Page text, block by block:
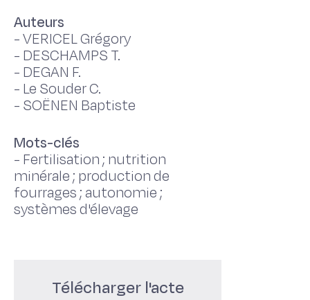
Auteurs
-VERICEL Grégory
- DESCHAMPS T.
- DEGAN F.
- Le Souder C.
- SOËNEN Baptiste
Mots-clés
- Fertilisation ; nutrition
minérale ; production de
fourrages ; autonomie ;
systèmes d'élevage
Télécharger l'acte